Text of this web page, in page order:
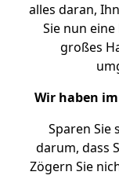
alles daran,
Sie nun
großes
Wir haben
Sparen Sie
darum, dass
Zögern Sie